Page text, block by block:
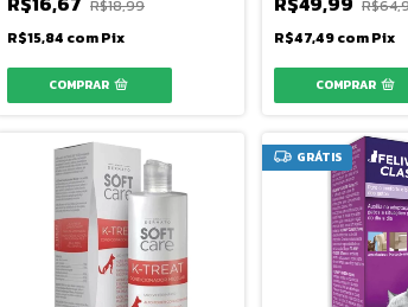
R$18,99
R$15,84 comPix
R$47,49comPix
GRÁTIS